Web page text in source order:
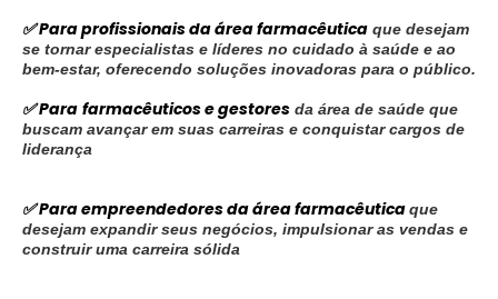
✅ Para profissionais da área farmacêutica que desejam
se tornar especialistas e líderes no cuidado à saúde e ao
bem-estar, oferecendo soluções inovadoras para o público.
✅ Para farmacêuticos e gestores da área de saúde que
buscam avançar em suas carreiras e conquistar cargos de
liderança
✅ Para empreendedores da área farmacêuticaque
desejam expandir seus negócios, impulsionar as vendas e
construir uma carreira sólida